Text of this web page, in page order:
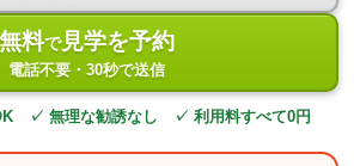
無料で見学を予約
電話不要・30秒で送信
✓ 無理な勧誘なし ✓ 利用料すべて0円